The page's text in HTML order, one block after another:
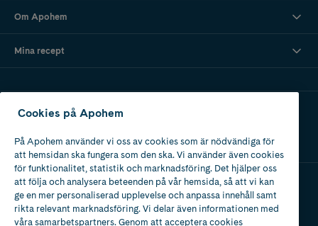
Om Apohem
Mina recept
Ladda ner vår app
Apotek med tillstånd
av Läkemedelsverket
Cookies på Apohem
På Apohem använder vi oss av cookies som är nödvändiga för
att hemsidan ska fungera som den ska. Vi använder även cookies
för funktionalitet, statistik och marknadsföring. Det hjälper oss
att följa och analysera beteenden på vår hemsida, så att vi kan
ge en mer personaliserad upplevelse och anpassa innehåll samt
rikta relevant marknadsföring. Vi delar även informationen med
våra samarbetspartners. Genom att acceptera cookies